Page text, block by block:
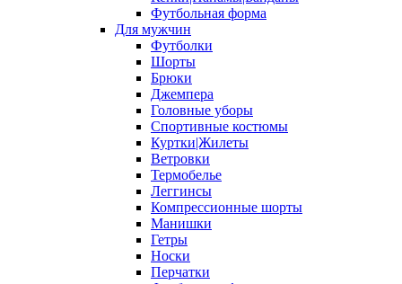
Футбольная форма
Для мужчин
Футболки
Шорты
Брюки
Джемпера
Головные уборы
Спортивные костюмы
Куртки|Жилеты
Ветровки
Термобелье
Леггинсы
Компрессионные шорты
Манишки
Гетры
Носки
Перчатки